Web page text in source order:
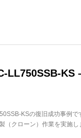
LL750SSB-KS
KSの復旧成功事例で
（クローン）作業を実施